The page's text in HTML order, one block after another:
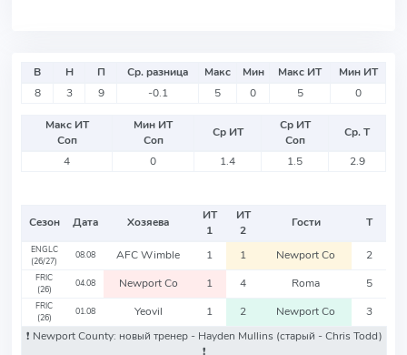
В Н П Ср. разница Макс Мин Макс ИТ
Мин ИТ
8
3 9 -0.1 5 0 5 0
Макс ИТ
Соп
Мин ИТ
Соп
Ср ИТ
Ср ИТ
Соп
Ср. Т
4
0 1.4 1.5 2.9
Сезон Дата Хозяева
ИТ
1
ИТ
2
Гости Т
ENGLC
(26/27)
08.08 AFC Wimble 1 1 Newport Co 2
FRIC
(26)
04.08 Newport Co 1 4 Roma 5
FRIC
(26)
01.08 Yeovil 1 2 Newport Co
3
❗️ Newport County: новый тренер - Hayden Mullins (старый - Chris Todd)
❗️